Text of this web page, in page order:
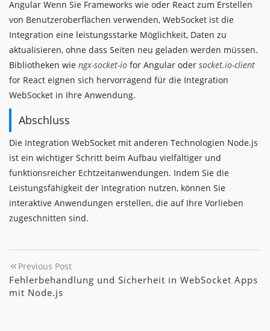
Angular Wenn Sie Frameworks wie oder React zum Erstellen
von Benutzeroberflächen verwenden, WebSocket ist die
Integration eine leistungsstarke Möglichkeit, Daten zu
aktualisieren, ohne dass Seiten neu geladen werden müssen.
Bibliotheken wie ngx-socket-io for Angular oder socket.io-client
for React eignen sich hervorragend für die Integration
WebSocket in Ihre Anwendung.
Abschluss
Die Integration WebSocket mit anderen Technologien Node.js
ist ein wichtiger Schritt beim Aufbau vielfältiger und
funktionsreicher Echtzeitanwendungen. Indem Sie die
Leistungsfähigkeit der Integration nutzen, können Sie
interaktive Anwendungen erstellen, die auf Ihre Vorlieben
zugeschnitten sind.
Previous Post
Fehlerbehandlung und Sicherheit in WebSocket Apps
mit Node.js